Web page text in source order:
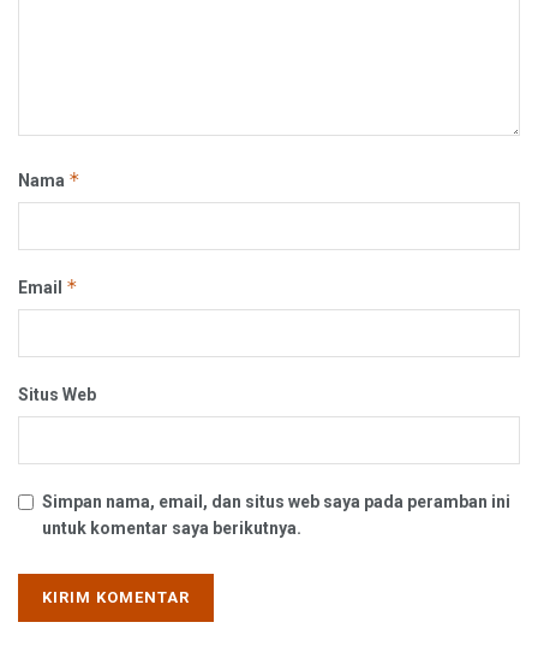
Nama *
Email *
Situs Web
Simpan nama, email, dan situs web saya pada peramban ini
untuk komentar saya berikutnya.